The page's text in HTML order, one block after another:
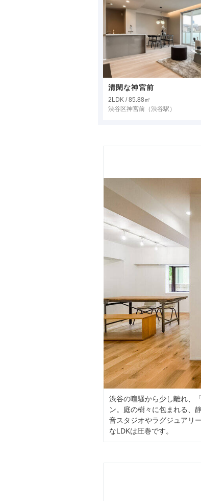
清閑な神宮前
2LDK / 85.88㎡
渋谷区神宮前 （渋谷駅）
渋谷の喧騒から少し離れ、
ン。庭の樹々に包まれる、
音スタジオやラグジュアリ
なLDKは圧巻です。